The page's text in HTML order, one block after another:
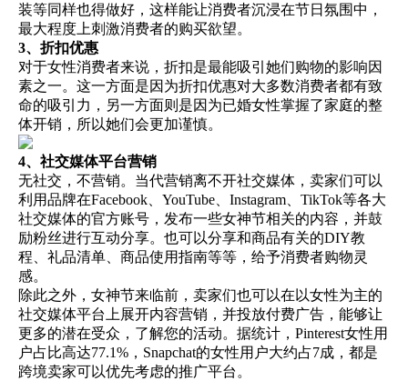
装等同样也得做好，这样能让消费者沉浸在节日氛围中，
最大程度上刺激消费者的购买欲望。
3、折扣优惠
对于女性消费者来说，折扣是最能吸引她们购物的影响因
素之一。这一方面是因为折扣优惠对大多数消费者都有致
命的吸引力，另一方面则是因为已婚女性掌握了家庭的整
体开销，所以她们会更加谨慎。
4、社交媒体平台营销
无社交，不营销。当代营销离不开社交媒体，卖家们可以
利用品牌在Facebook、YouTube、Instagram、TikTok等各大
社交媒体的官方账号，发布一些女神节相关的内容，并鼓
励粉丝进行互动分享。也可以分享和商品有关的DIY教
程、礼品清单、商品使用指南等等，给予消费者购物灵
感。
除此之外，女神节来临前，卖家们也可以在以女性为主的
社交媒体平台上展开内容营销，并投放付费广告，能够让
更多的潜在受众，了解您的活动。据统计，Pinterest女性用
户占比高达77.1%，Snapchat的女性用户大约占7成，都是
跨境卖家可以优先考虑的推广平台。